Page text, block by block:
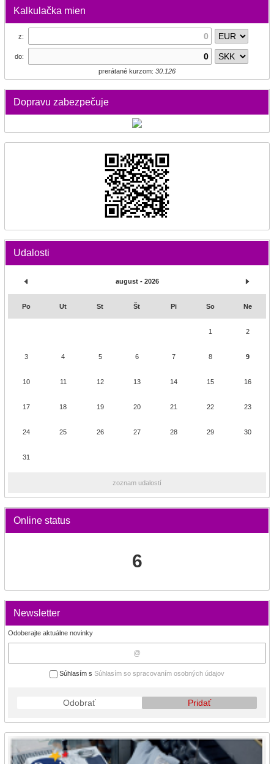
Kalkulačka mien
z:
do:
prerátané kurzom: 30.126
Dopravu zabezpečuje
Udalosti
august - 2026
Po Ut St Št Pi So Ne
1 2
3 4 5 6 7 8 9
10 11 12 13 14 15 16
17 18 19 20 21 22 23
24 25 26 27 28 29 30
31
zoznam udalostí
Online status
6
Newsletter
Odoberajte aktuálne novinky
Súhlasím s Súhlasím so spracovaním osobných údajov
Odobrať Pridať